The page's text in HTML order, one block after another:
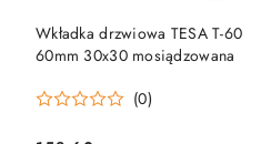
Wkładka drzwiowa TESA T-60
60mm 30x30 mosiądzowana
(0)